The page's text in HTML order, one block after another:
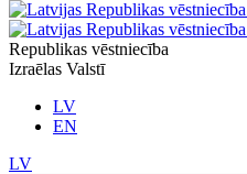
Republikas vēstniecība
Izraēlas Valstī
LV
EN
LV